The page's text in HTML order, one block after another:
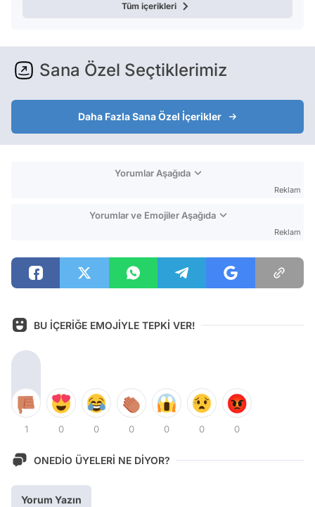
Tüm içerikleri
Sana Özel Seçtiklerimiz
Daha Fazla Sana Özel İçerikler
Yorumlar Aşağıda
Reklam
Yorumlar ve Emojiler Aşağıda
Reklam
BU İÇERİĞE EMOJİYLE TEPKİ VER!
1 0 0 0 0 0 0
ONEDİO ÜYELERİ NE DİYOR?
Yorum Yazın